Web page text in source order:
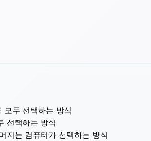
모두 선택하는 방식
선택하는 방식
지는 컴퓨터가 선택하는 방식